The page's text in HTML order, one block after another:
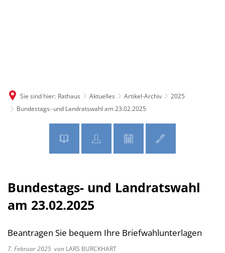
Sie sind hier: Rathaus Aktuelles Artikel-Archiv
2025
Bundestags- und Landratswahl am 23.02.2025
Bundestags- und Landratswahl
am 23.02.2025
Beantragen Sie bequem Ihre Briefwahlunterlagen
7. Februar 2025 von LARS BURCKHART